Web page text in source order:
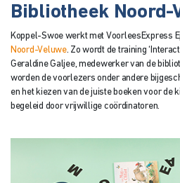
Bibliotheek Noord-
Koppel-Swoe werkt met VoorleesExpress
Noord-Veluwe. Zo wordt de training
Geraldine Galjee, medewerker van de
worden de voorlezers onder andere
en het kiezen van de juiste boeken voor de
begeleid door vrijwillige coördinatoren.